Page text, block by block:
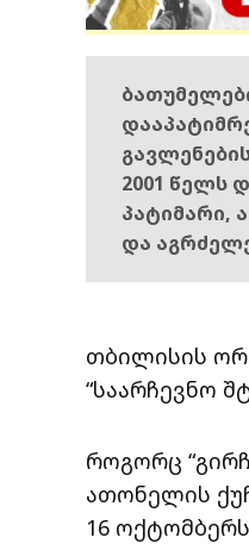
2001 წელს
პატიმარი,
და
თბილისის
“საარჩევნო
როგორც
ათონელის
16